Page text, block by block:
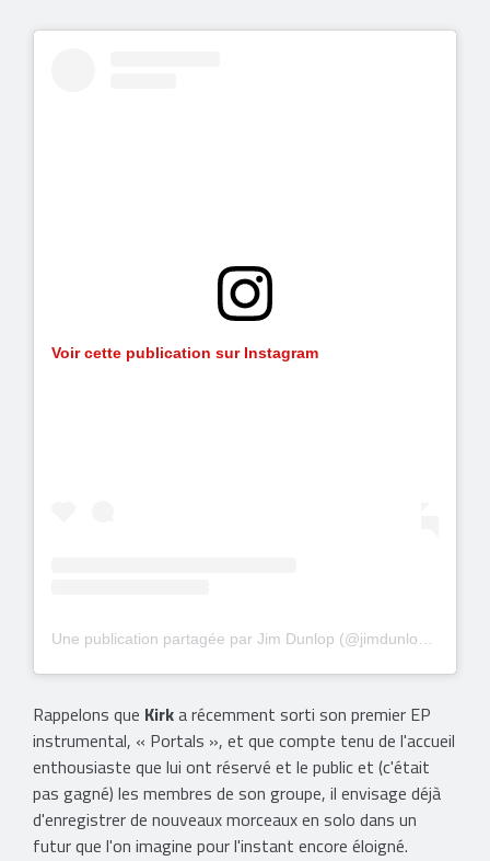
Voir cette publication sur Instagram
Une publication partagée par Jim Dunlop (@jimdunlopusa)
Rappelons que Kirka récemment sorti son premier EP
instrumental, « Portals », et que compte tenu de l'accueil
enthousiaste que lui ont réservé et le public et (c'était
pas gagné) les membres de son groupe, il envisage déjà
d'enregistrer de nouveaux morceaux en solo dans un
futur que l'on imagine pour l'instant encore éloigné.